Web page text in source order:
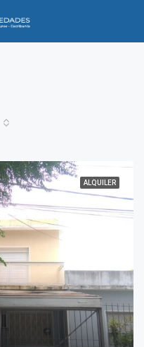
ALQUILER